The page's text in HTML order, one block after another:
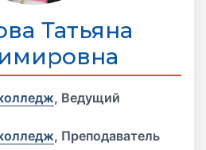
Татьяна
, Ведущий
, Преподаватель